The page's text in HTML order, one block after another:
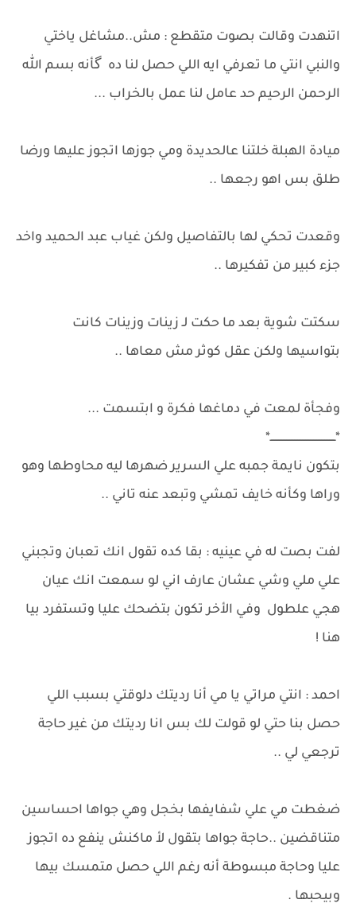
اتنهدت وقالت بصوت متقطع : مش..مشاغل ياختي
والنبي انتي ما تعرفي ايه اللي حصل لنا ده گأنه بسم الله
الرحمن الرحيم حد عامل لنا عمل بالخراب ...
ميادة الهبلة خلتنا عالحديدة ومي جوزها اتجوز عليها ورضا
طلق بس اهو رجعها ..
وقعدت تحكي لها بالتفاصيل ولكن غياب عبد الحميد واخد
جزء كبير من تفكيرها ..
سكتت شوية بعد ما حكت لـ زينات وزينات كانت
بتواسيها ولكن عقل كوثر مش معاها ..
وفجأة لمعت في دماغها فكرة و ابتسمت ...
*ـــــــــــــــــــــــــــــــــــــــــ*
بتكون نايمة جمبه علي السرير ضهرها ليه محاوطها وهو
وراها وكأنه خايف تمشي وتبعد عنه تاني ..
لفت بصت له في عينيه : بقا كده تقول انك تعبان وتجبني
علي ملي وشي عشان عارف اني لو سمعت انك عيان
هجي علطول وفي الأخر تكون بتضحك عليا وتستفرد بيا
هنا !
احمد : انتي مراتي يا مي أنا رديتك دلوقتي بسبب اللي
حصل بنا حتي لو قولت لك بس انا رديتك من غير حاجة
ترجعي لي ..
ضغطت مي علي شفايفها بخجل وهي جواها احساسين
متناقضين ..حاجة جواها بتقول لأ ماكنش ينفع ده اتجوز
عليا وحاجة مبسوطة أنه رغم اللي حصل متمسك بيها
وبيحبها .